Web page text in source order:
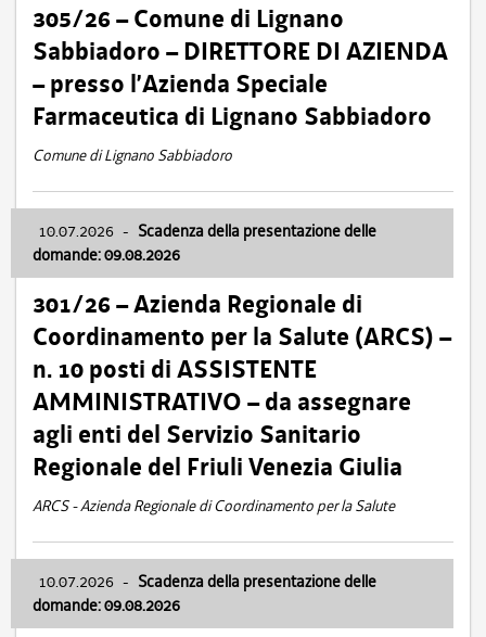
305/26 – Comune di Lignano
Sabbiadoro – DIRETTORE DI AZIENDA
– presso l’Azienda Speciale
Farmaceutica di Lignano Sabbiadoro
Comune di Lignano Sabbiadoro
10.07.2026 - Scadenza della presentazione delle
domande: 09.08.2026
301/26 – Azienda Regionale di
Coordinamento per la Salute (ARCS) –
n. 10 posti di ASSISTENTE
AMMINISTRATIVO – da assegnare
agli enti del Servizio Sanitario
Regionale del Friuli Venezia Giulia
ARCS - Azienda Regionale di Coordinamento per la Salute
10.07.2026 - Scadenza della presentazione delle
domande: 09.08.2026